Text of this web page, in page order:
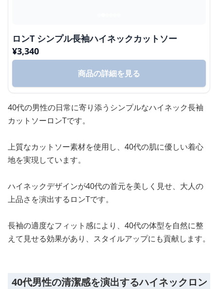
ロンT シンプル長袖ハイネックカットソー
¥3,340
商品の詳細を見る
40代の男性の日常に寄り添うシンプルなハイネック長袖
カットソーロンTです。
上質なカットソー素材を使用し、40代の肌に優しい着心
地を実現しています。
ハイネックデザインが40代の首元を美しく見せ、大人の
上品さを演出するロンTです。
長袖の適度なフィット感により、40代の体型を自然に整
えて見せる効果があり、スタイルアップにも貢献します。
40代男性の清潔感を演出するハイネックロン